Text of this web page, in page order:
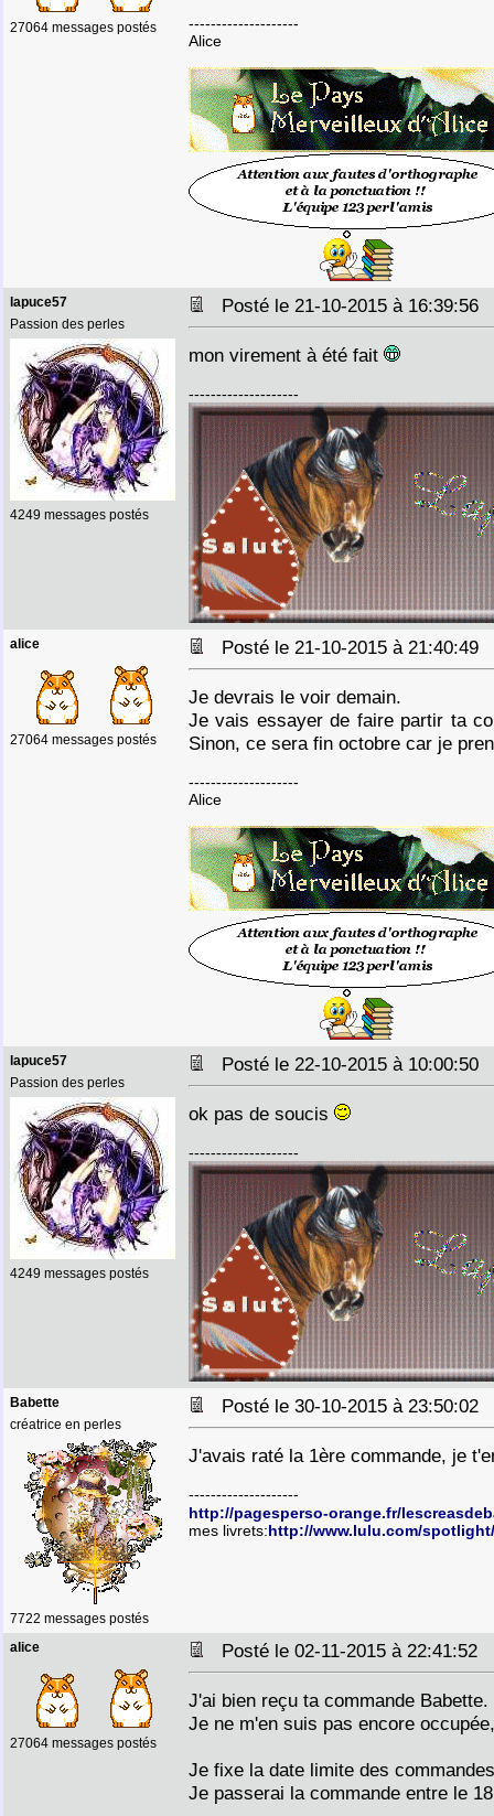
27064 messages postés
--------------------
Alice
lapuce57
Passion des perles
4249 messages postés
Posté le 21-10-2015 à 16:39:56
mon virement à été fait
--------------------
alice
27064 messages postés
Posté le 21-10-2015 à 21:40:49
Je devrais le voir demain.
Je vais essayer de faire partir ta
Sinon, ce sera fin octobre car je
--------------------
Alice
lapuce57
Passion des perles
4249 messages postés
Posté le 22-10-2015 à 10:00:50
ok pas de soucis
--------------------
Babette
créatrice en perles
7722 messages postés
Posté le 30-10-2015 à 23:50:02
J'avais raté la 1ère commande, je
--------------------
http://pagesperso-orange.fr/
mes livrets:http://www.lulu.com/
alice
27064 messages postés
Posté le 02-11-2015 à 22:41:52
J'ai bien reçu ta commande Babette.
Je ne m'en suis pas encore
Je fixe la date limite des
Je passerai la commande entre le